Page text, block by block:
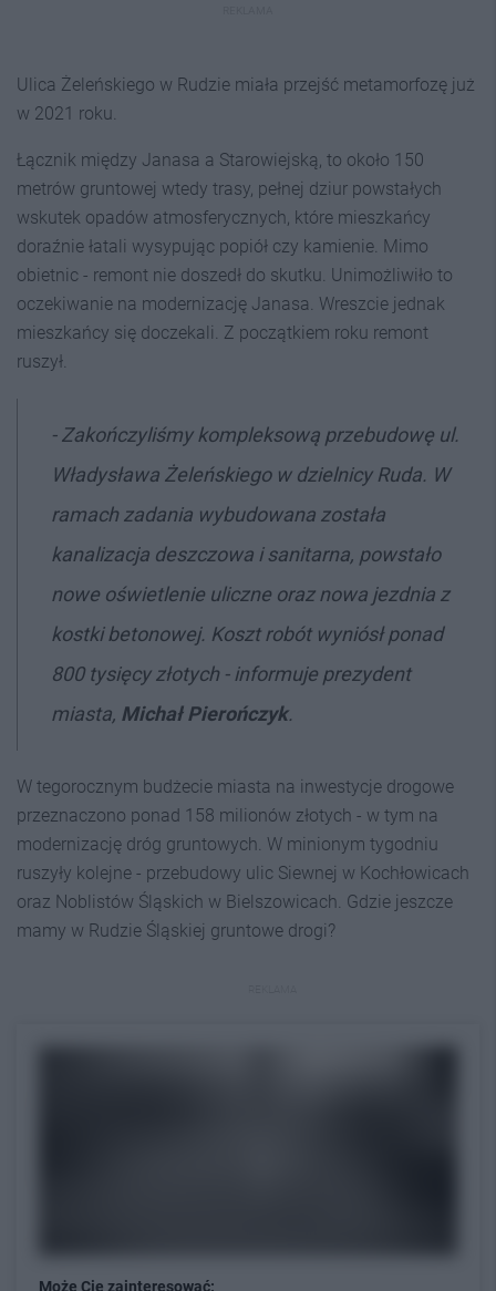
Ulica Żeleńskiego w Rudzie miała przejść metamorfozę już
w 2021 roku.
Łącznik między Janasa a Starowiejską, to około 150
metrów gruntowej wtedy trasy, pełnej dziur powstałych
wskutek opadów atmosferycznych, które mieszkańcy
doraźnie łatali wysypując popiół czy kamienie. Mimo
obietnic - remont nie doszedł do skutku. Unimożliwiło to
oczekiwanie na modernizację Janasa. Wreszcie jednak
mieszkańcy się doczekali. Z początkiem roku remont
ruszył.
- Zakończyliśmy kompleksową przebudowę ul.
Władysława Żeleńskiego w dzielnicy Ruda. W
ramach zadania wybudowana została
kanalizacja deszczowa i sanitarna, powstało
nowe oświetlenie uliczne oraz nowa jezdnia z
kostki betonowej. Koszt robót wyniósł ponad
800 tysięcy złotych - informuje prezydent
miasta, Michał Pierończyk.
W tegorocznym budżecie miasta na inwestycje drogowe
przeznaczono ponad 158 milionów złotych - w tym na
modernizację dróg gruntowych. W minionym tygodniu
ruszyły kolejne - przebudowy ulic Siewnej w Kochłowicach
oraz Noblistów Śląskich w Bielszowicach. Gdzie jeszcze
mamy w Rudzie Śląskiej gruntowe drogi?
Może Cię zainteresować: